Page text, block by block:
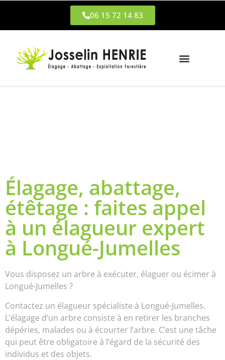
06 15 72 14 83
Élagage, abattage,
étêtage : faites appel
à un élagueur expert
à Longué-Jumelles
Vous disposez un arbre à exécuter, élaguer ou écimer à
Longué-Jumelles ?
Contactez un élagueur spécialiste à Longué-Jumelles.
L’élagage d’un arbre consiste à en retirer les branches
dépéries, malades ou à écourter l’arbre. C’est une tâche
qui peut être obligatoire à l’égard de la sécurité des
individus et des objets.